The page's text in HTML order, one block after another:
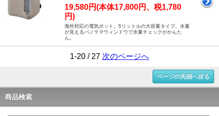
19,580円(本体17,800円、税1,780
円)
海外対応の電気ポット。5リットルの大容量タイプ。水量
が見えるパノラマウィンドウで水量チェックがかんた
ん。
1-20 / 27 次のページへ
ページの先頭へ戻る
商品検索